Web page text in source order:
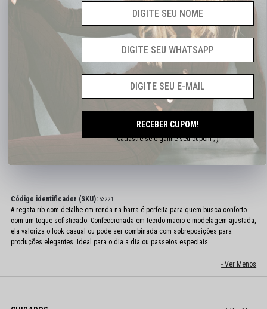
Não sei o meu CEP
ATÉ 6X SEM JUROS
DESCONTOS EXCLUSIVOS
FRETE GRÁTS A PARTIR DE R$399,90
Código identificador (SKU):53221
A regata rib com detalhe em renda na barra é perfeita para quem busca conforto
com um toque sofisticado. Confeccionada em tecido macio e modelagem ajustada,
ela valoriza o look casual ou pode ser combinada com sobreposições para
produções elegantes. Ideal para o dia a dia ou passeios especiais.
Cadastre-se e ganhe seu cupom ;-)
RECEBER CUPOM!